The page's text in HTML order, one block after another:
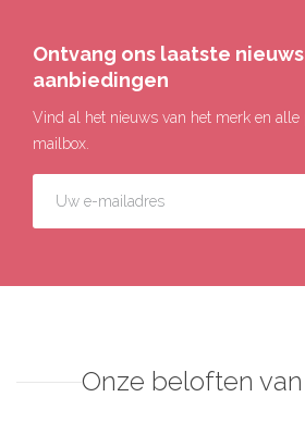
Ontvang ons laatste
aanbiedingen
Vind al het nieuws van het merk en
mailbox.
Onze beloften